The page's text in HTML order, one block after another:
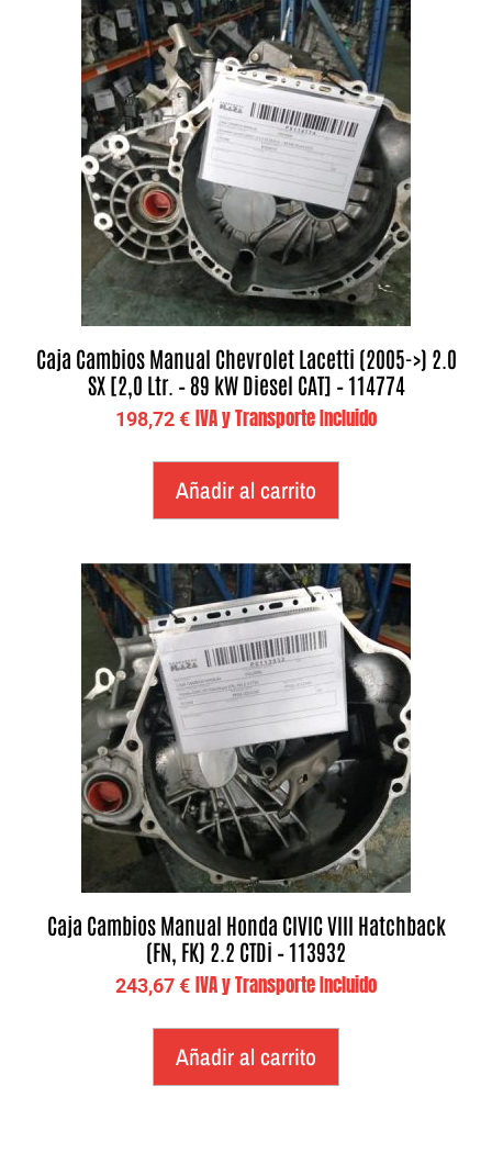
Caja Cambios Manual Chevrolet Lacetti (2005->) 2.0
SX [2,0 Ltr. – 89 kW Diesel CAT] – 114774
198,72€ IVA y Transporte Incluido
Añadir al carrito
Caja Cambios Manual Honda CIVIC VIII Hatchback
(FN, FK) 2.2 CTDi – 113932
243,67€ IVA y Transporte Incluido
Añadir al carrito